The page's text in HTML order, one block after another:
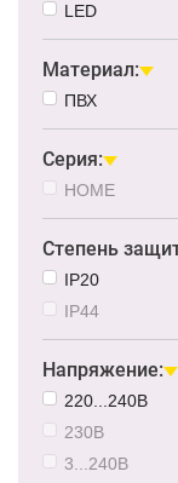
LED
Материал:
ПВХ
Серия:
HOME
Степень
IP20
IP44
Напряжение:
220...240В
230В
3...240В